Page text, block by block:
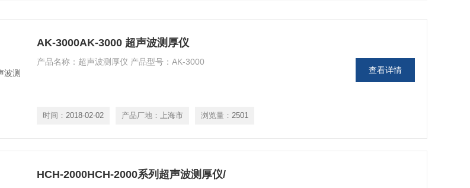
AK-3000AK-3000 超声波测厚仪
产品名称：超声波测厚仪 产品型号：AK-3000
时间： 2018-02-02 产品厂地： 上海市 浏览量： 2501
查看详情
HCH-2000HCH-2000系列超声波测厚仪/